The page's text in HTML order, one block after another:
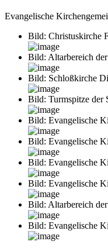
Evangelische
Bild: Christuskirche
Bild: Altarbereich
Bild: Schloßkirche
Bild: Turmspitze der
Bild: Evangelische
Bild: Evangelische
Bild: Evangelische
Bild: Evangelische
Bild: Altarbereich
Bild: Evangelische